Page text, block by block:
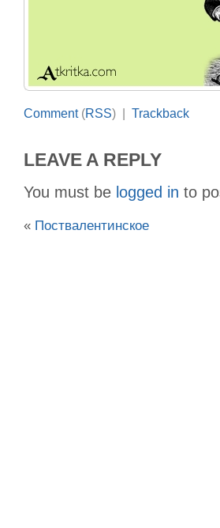
Comment(RSS) | Trackback
LEAVE A REPLY
You must be logged in to
« Поствалентинское